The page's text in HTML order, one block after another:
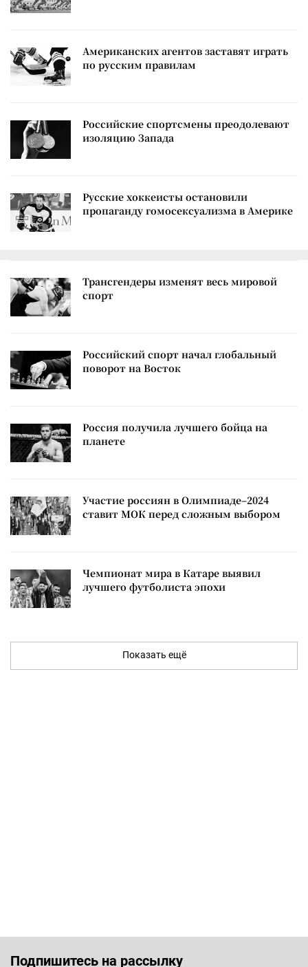
Американских агентов заставят играть
по русским правилам
Российские спортсмены преодолевают
изоляцию Запада
Русские хоккеисты остановили
пропаганду гомосексуализма в Америке
Трансгендеры изменят весь мировой
спорт
Российский спорт начал глобальный
поворот на Восток
Россия получила лучшего бойца на
планете
Участие россиян в Олимпиаде–2024
ставит МОК перед сложным выбором
Чемпионат мира в Катаре выявил
лучшего футболиста эпохи
Показать ещё
Подпишитесь на рассылку